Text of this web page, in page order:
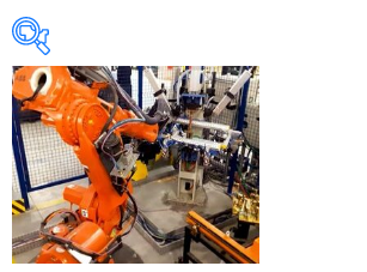
Categorias De Produto
Categorias de produto